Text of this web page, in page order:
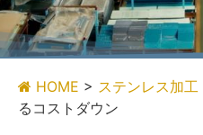
HOME > ステンレス加工
るコストダウン